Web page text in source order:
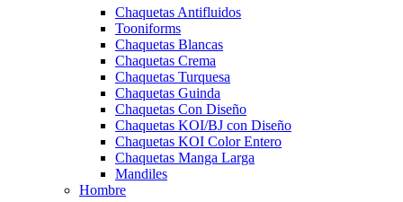
Chaquetas Antifluidos
Tooniforms
Chaquetas Blancas
Chaquetas Crema
Chaquetas Turquesa
Chaquetas Guinda
Chaquetas Con Diseño
Chaquetas KOI/BJ con Diseño
Chaquetas KOI Color Entero
Chaquetas Manga Larga
Mandiles
Hombre